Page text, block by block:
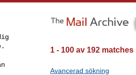
1 - 100 av 192 matches
Avancerad sökning